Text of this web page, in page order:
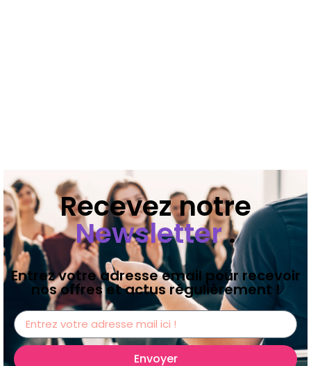
Recevez notre
Newsletter.
Entrez votre adresse email pour recevoir
nos offres et actus régulièrement !
Envoyer